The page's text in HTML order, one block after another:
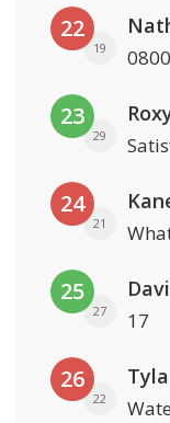
22
19
23
29
24
21
25
27 17
26
22
Tyla